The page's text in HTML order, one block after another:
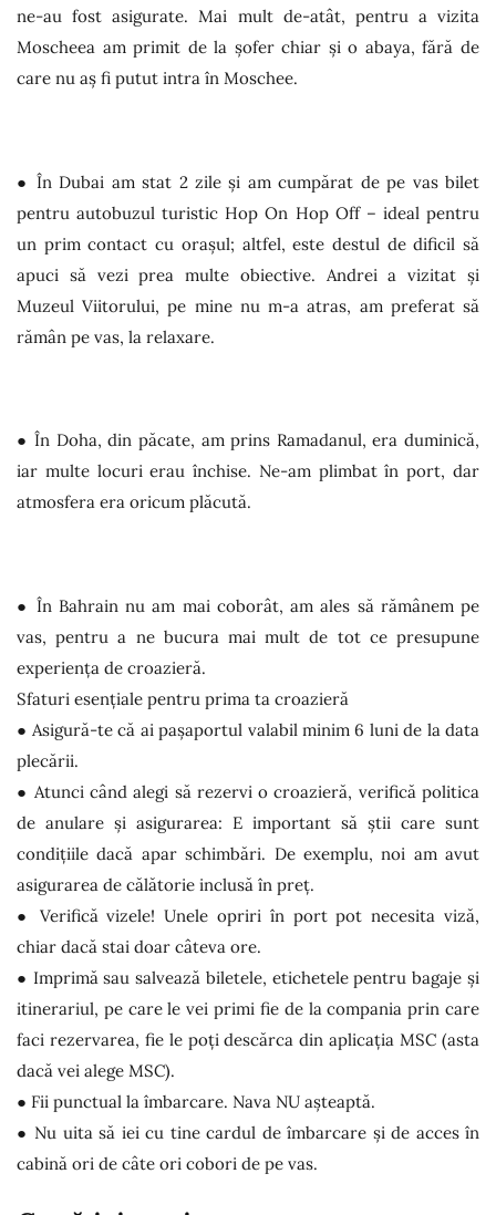
ne-au fost asigurate. Mai mult de-atât, pentru a vizita
Moscheea am primit de la șofer chiar și o abaya, fără de
care nu aș fi putut intra în Moschee.
● În Dubai am stat 2 zile și am cumpărat de pe vas bilet
pentru autobuzul turistic Hop On Hop Off – ideal pentru
un prim contact cu orașul; altfel, este destul de dificil să
apuci să vezi prea multe obiective. Andrei a vizitat și
Muzeul Viitorului, pe mine nu m-a atras, am preferat să
rămân pe vas, la relaxare.
● În Doha, din păcate, am prins Ramadanul, era duminică,
iar multe locuri erau închise. Ne-am plimbat în port, dar
atmosfera era oricum plăcută.
● În Bahrain nu am mai coborât, am ales să rămânem pe
vas, pentru a ne bucura mai mult de tot ce presupune
experiența de croazieră.
Sfaturi esențiale pentru prima ta croazieră
● Asigură-te că ai pașaportul valabil minim 6 luni de la data
plecării.
● Atunci când alegi să rezervi o croazieră, verifică politica
de anulare și asigurarea: E important să știi care sunt
condițiile dacă apar schimbări. De exemplu, noi am avut
asigurarea de călătorie inclusă în preț.
● Verifică vizele! Unele opriri în port pot necesita viză,
chiar dacă stai doar câteva ore.
● Imprimă sau salvează biletele, etichetele pentru bagaje și
itinerariul, pe care le vei primi fie de la compania prin care
faci rezervarea, fie le poți descărca din aplicația MSC (asta
dacă vei alege MSC).
● Fii punctual la îmbarcare. Nava NU așteaptă.
● Nu uita să iei cu tine cardul de îmbarcare și de acces în
cabină ori de câte ori cobori de pe vas.